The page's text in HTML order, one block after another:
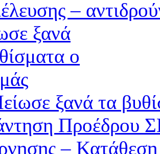
–
ξανά τα